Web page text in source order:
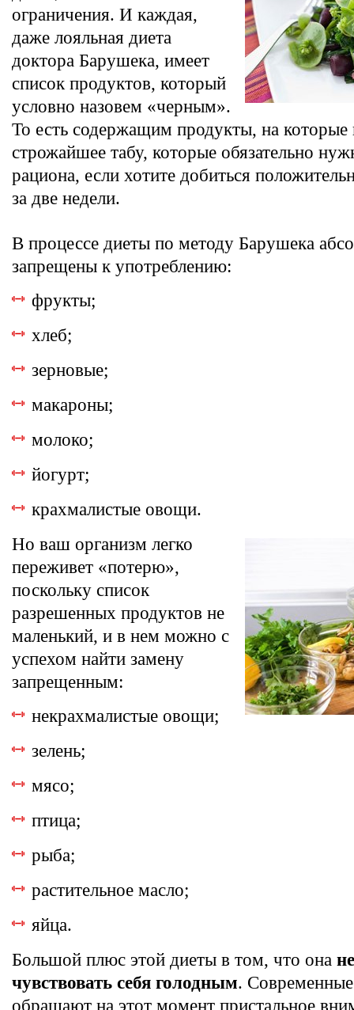
ограничения. И каждая,
даже лояльная диета
доктора Барушека, имеет
список продуктов, который
условно назовем «черным».
То есть содержащим продукты, на которые
строжайшее табу, которые обязательно
рациона, если хотите добиться
за две недели.
В процессе диеты по методу Барушека
запрещены к употреблению:
фрукты;
хлеб;
зерновые;
макароны;
молоко;
йогурт;
крахмалистые овощи.
Но ваш организм легко
переживет «потерю»,
поскольку список
разрешенных продуктов не
маленький, и в нем можно с
успехом найти замену
запрещенным:
некрахмалистые овощи;
зелень;
мясо;
птица;
рыба;
растительное масло;
яйца.
Большой плюс этой диеты в том, что она
чувствовать себя голодным.
обращают на этот момент пристальное